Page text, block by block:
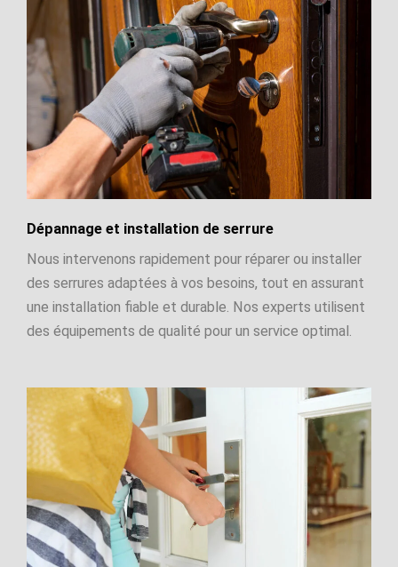
Dépannage et installation de serrure
Nous intervenons rapidement pour réparer ou installer
des serrures adaptées à vos besoins, tout en assurant
une installation fiable et durable. Nos experts utilisent
des équipements de qualité pour un service optimal.